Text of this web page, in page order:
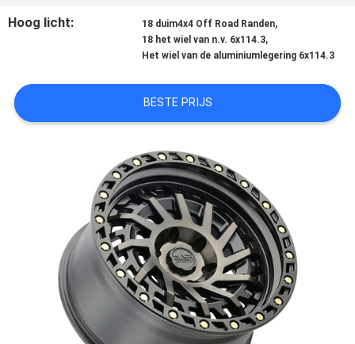
PRIVACY
POLICY
Hoog licht:
18 duim4x4 Off Road Randen,
18 het wiel van n.v. 6x114.3,
Het wiel van de aluminiumlegering 6x114.3
BESTE PRIJS